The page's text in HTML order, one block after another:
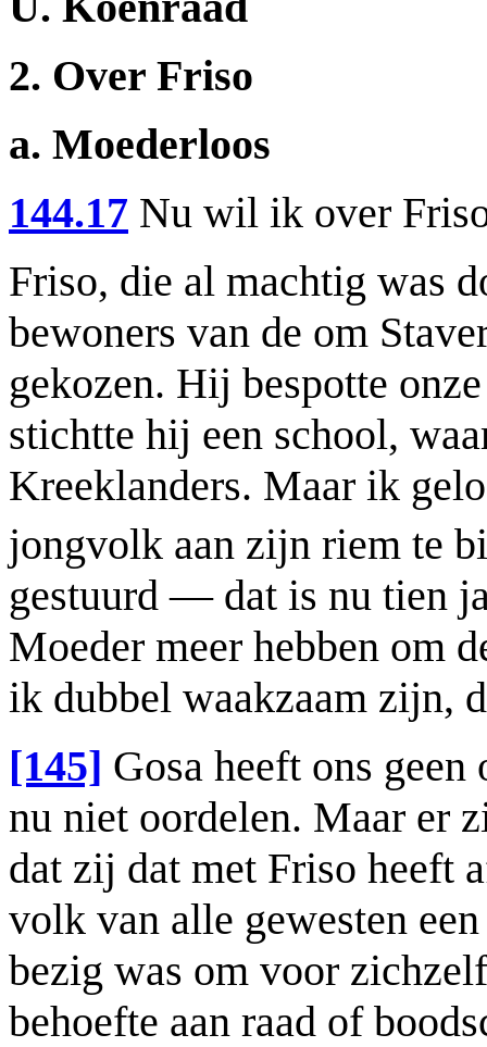
2. Over Friso
a. Moederloos
144.17 Nu wil ik over
Friso, die al machtig was
bewoners van de om
gekozen. Hij bespotte
stichtte hij een school,
Kreeklanders. Maar ik
jongvolk aan zijn riem te
gestuurd — dat is nu tien
Moeder meer hebben om
ik dubbel waakzaam zijn,
[145] Gosa heeft ons
nu niet oordelen. Maar er
dat zij dat met Friso heeft
volk van alle gewesten
bezig was om voor
behoefte aan raad of